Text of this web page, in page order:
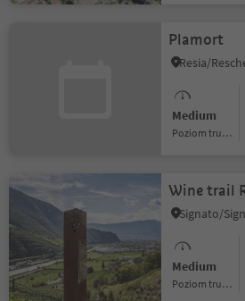
Plamort
Resia/
Medium
Poziom trudności
Wine trail
Medium
Poziom trudności